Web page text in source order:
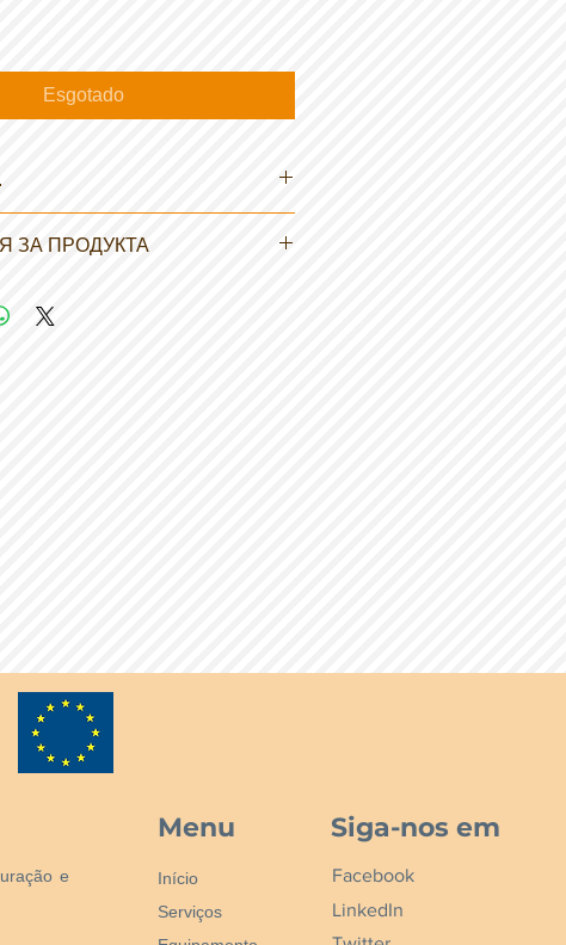
Esgotado
ЗА ПРОДУКТА
на съполимер на основата на
e
Menu
Início
Serviços
Siga-nos em
Facebook
LinkedIn